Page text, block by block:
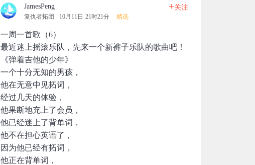
JamesPeng
复仇者拓团 10月11日 21时21分 精选
+关注
一周一首歌（6）
最近迷上摇滚乐队，先来一个新裤子乐队的歌曲吧！
《弹着吉他的少年》
一个十分无知的男孩，
他在无意中见拓词，
经过几天的体验，
他果断地充上了会员，
他已经迷上了背单词，
他不在担心英语了，
因为他已经有拓词，
他正在背单词，